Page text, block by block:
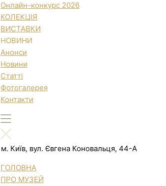
Онлайн-конкурс 2026
КОЛЕКЦІЯ
ВИСТАВКИ
НОВИНИ
Анонси
Новини
Статті
Фотогалерея
Контакти
м. Київ, вул. Євгена Коновальця, 44-А
ГОЛОВНА
ПРО МУЗЕЙ